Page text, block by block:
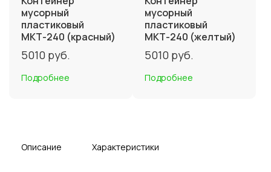
мусорный
пластиковый
МКТ-240 (красный)
5010 руб.
Подробнее
мусорный
пластиковый
МКТ-240 (желтый)
5010 руб.
Подробнее
Описание Характеристики